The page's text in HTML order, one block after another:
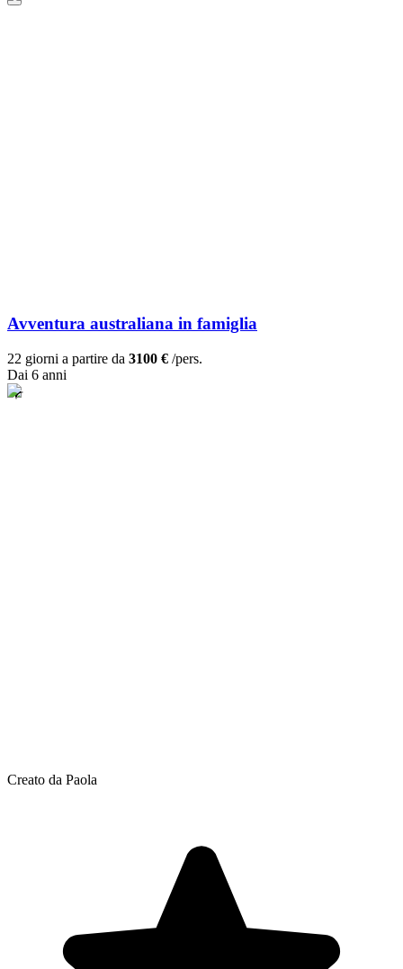
Avventura australiana in famiglia
22 giorni a partire da 3100 € /pers.
Dai 6 anni
Creato da Paola